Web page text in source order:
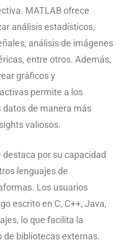
MATLAB ofrece
análisis estadísticos,
análisis de imágenes
entre otros. Además,
gráficos y
permite a los
datos de manera más
valiosos.
por su capacidad
lenguajes de
Los usuarios
escrito en C, C++, Java,
lo que facilita la
de bibliotecas externas.